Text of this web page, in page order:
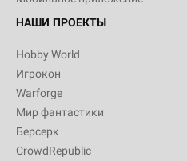
НАШИ ПРОЕКТЫ
Hobby World
Игрокон
Warforge
Мир фантастики
Берсерк
CrowdRepublic